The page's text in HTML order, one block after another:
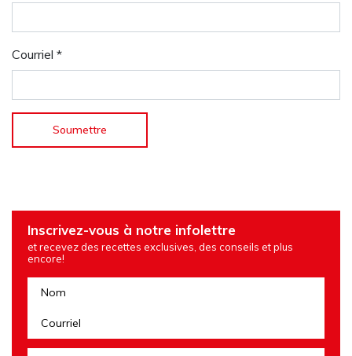
Courriel *
Inscrivez-vous à notre infolettre
et recevez des recettes exclusives, des conseils et plus
encore!